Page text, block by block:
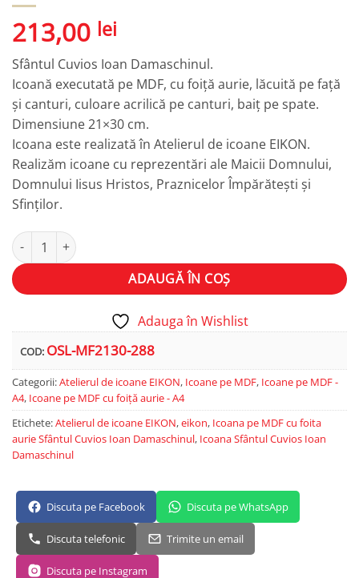
213,00 lei
Sfântul Cuvios Ioan Damaschinul.
Icoană executată pe MDF, cu foiță aurie, lăcuită pe față
și canturi, culoare acrilică pe canturi, baiț pe spate.
Dimensiune 21×30 cm.
Icoana este realizată în Atelierul de icoane EIKON.
Realizăm icoane cu reprezentări ale Maicii Domnului,
Domnului Iisus Hristos, Praznicelor Împărătești și
Sfinților.
Cantitate Sfântul Cuvios Ioan Damaschinul
ADAUGĂ ÎN COȘ
Alternative:
Adauga în Wishlist
COD: OSL-MF2130-288
Categorii:Atelierul de icoane EIKON, Icoane pe MDF, Icoane pe MDF -
A4, Icoane pe MDF cu foiță aurie - A4
Etichete:Atelierul de icoane EIKON,eikon, Icoana pe MDF cu foita
aurie Sfântul Cuvios Ioan Damaschinul, Icoana Sfântul Cuvios Ioan
Damaschinul
Discuta pe Facebook Discuta pe WhatsApp
Discuta telefonic Trimite un email
Discuta pe Instagram